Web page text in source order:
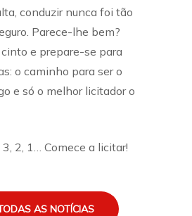
conduzir nunca foi tão
Parece-lhe bem?
e prepare-se para
o caminho para ser o
e só o melhor licitador o
2, 1… Comece a licitar!
AS NOTÍCIAS